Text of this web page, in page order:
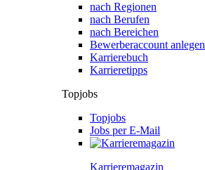
nach Regionen
nach Berufen
nach Bereichen
Bewerberaccount anlegen
Karrierebuch
Karrieretipps
Topjobs
Topjobs
Jobs per E-Mail
Karriere­magazin